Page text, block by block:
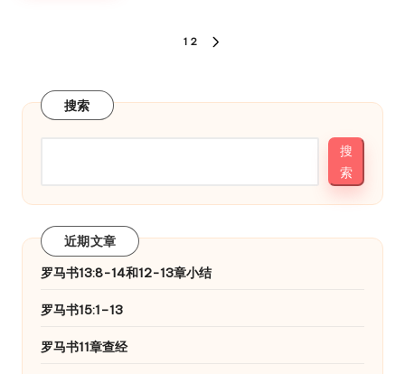
分
1 2
搜索
搜
索
近期文章
罗马书13:8-14和12-13章小结
罗马书15:1–13
罗马书11章查经